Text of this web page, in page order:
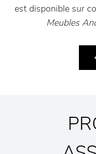
est disponible sur
Meubles